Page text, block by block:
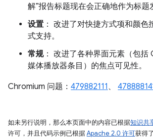
解”报告标题现在会正确地作为标题
设置 ： 改进了对快捷方式项和颜色
式支持。
常规： 改进了各种界面元素（包括
媒体播放器条目）的焦点可见性。
Chromium 问题： 479882111 、
如未另行说明，那么本页面中的内容已根据知识共
许可，并且代码示例已根据Apache 2.0 许可获得